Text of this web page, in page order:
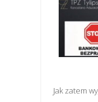
Jak zatem